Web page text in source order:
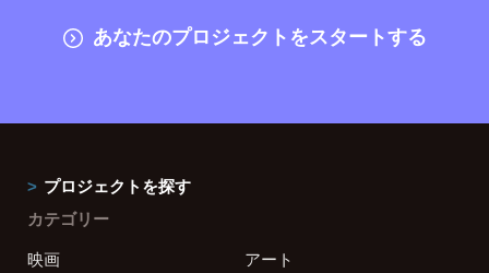
あなたのプロジェクトをスタートする
プロジェクトを探す
カテゴリー
映画
アート